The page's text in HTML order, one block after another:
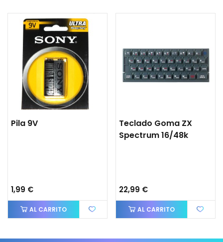
Pila 9V
1,99 €
AL CARRITO
Teclado Goma ZX
Spectrum 16/48k
22,99 €
AL CARRITO